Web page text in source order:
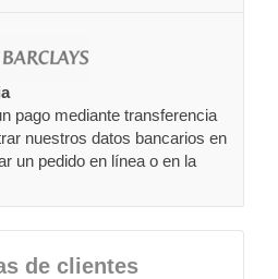
pago mediante transferencia
nuestros datos bancarios en
un pedido en línea o en la
de clientes